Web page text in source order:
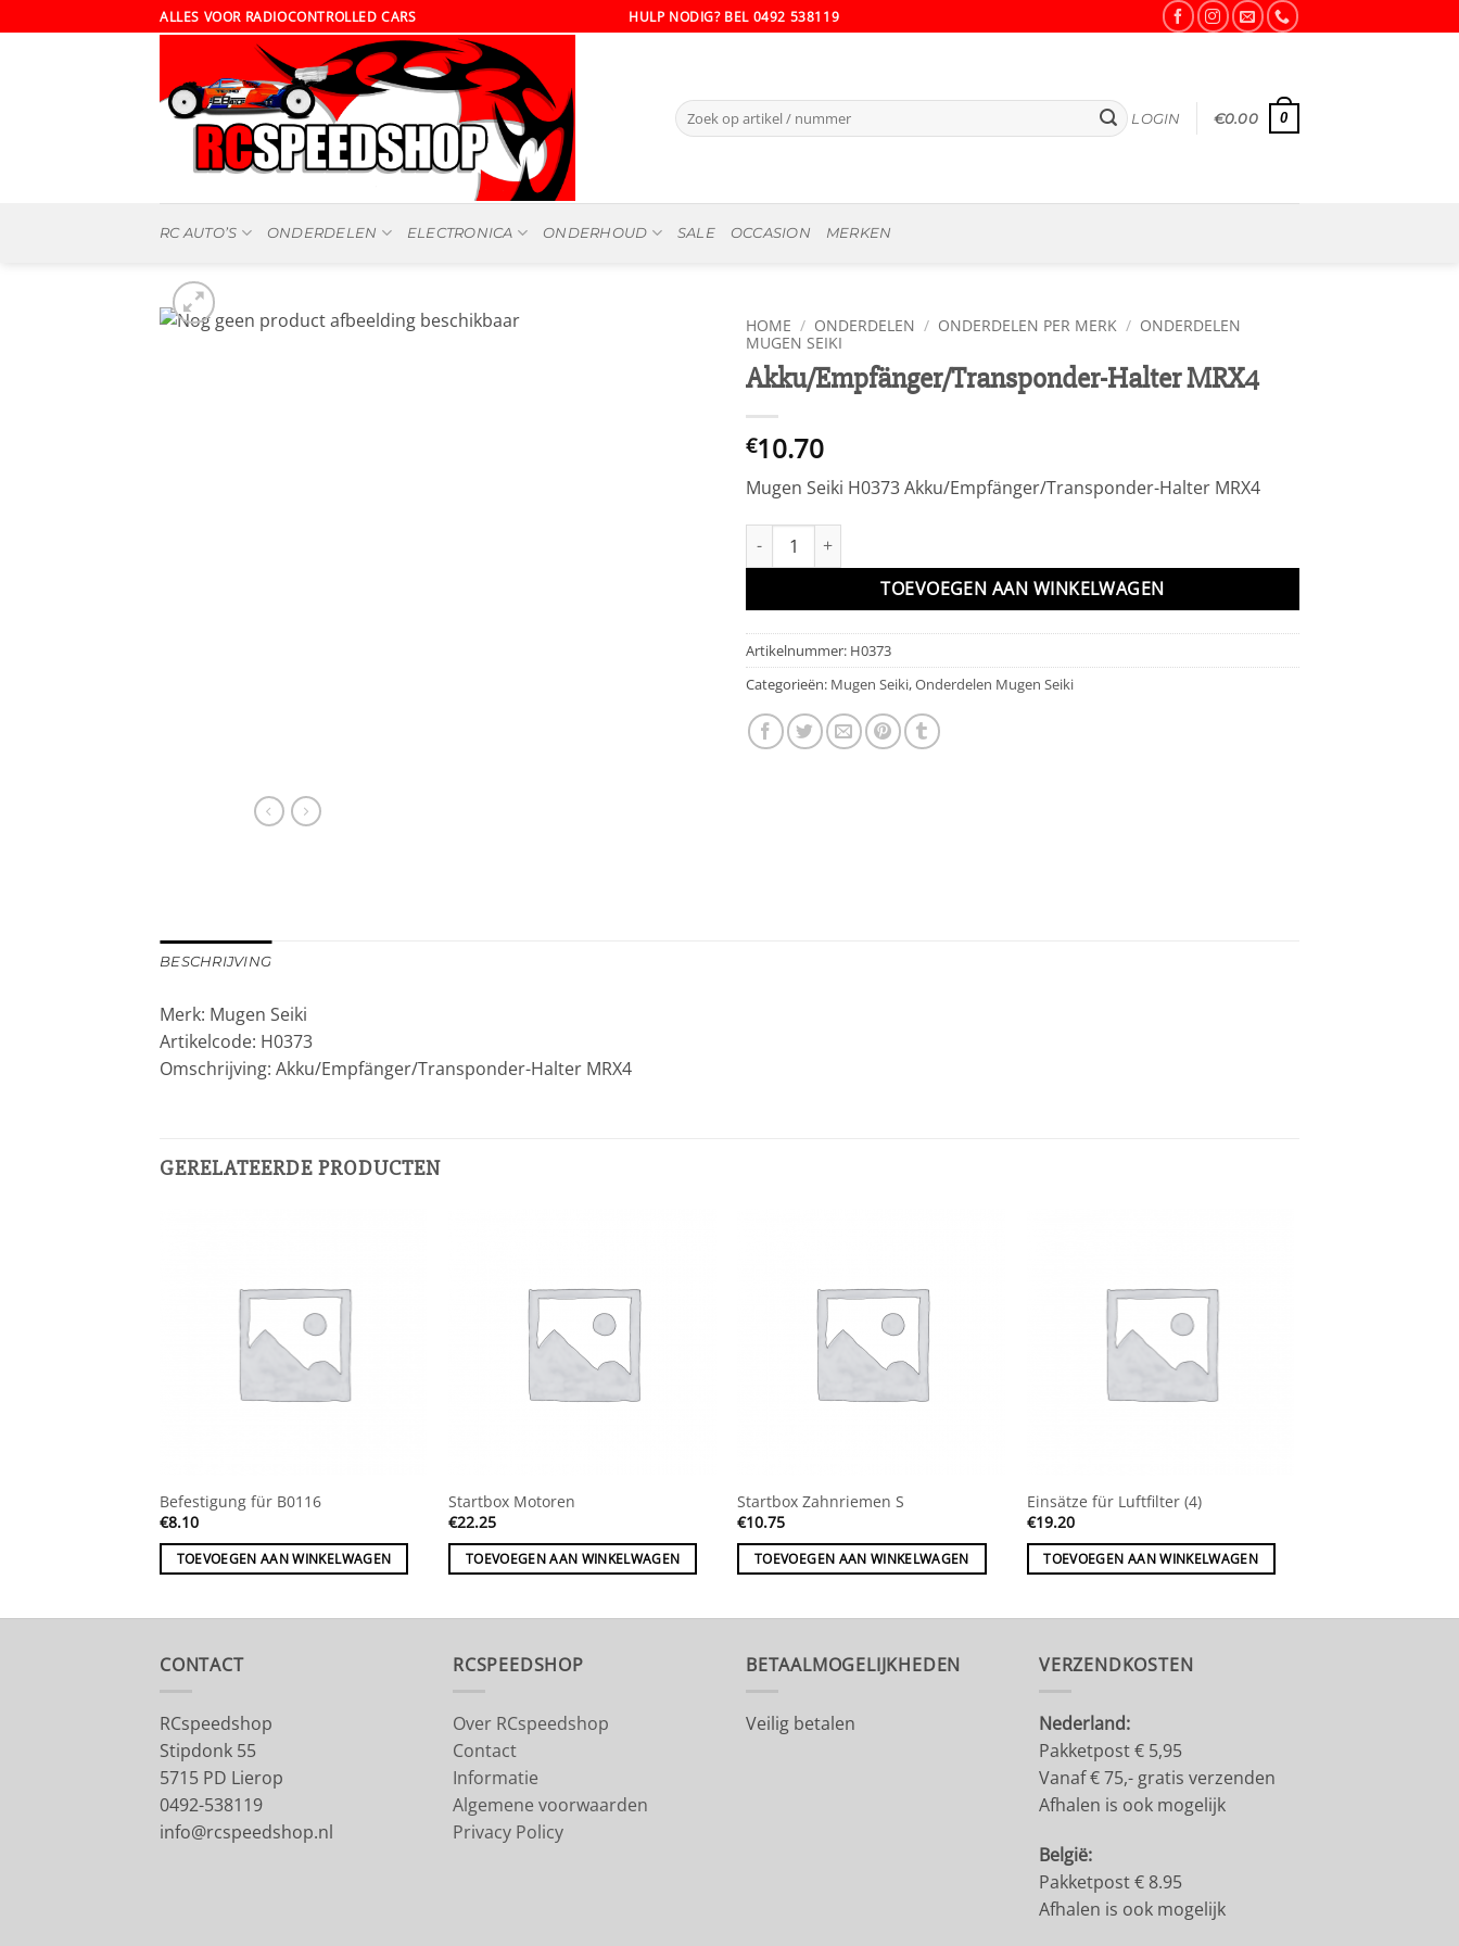
naar
ALLES VOOR RADIOCONTROLLED CARS HULP NODIG? BEL 0492 538119
Zoeken
naar:
LOGIN €0.00 0
RC AUTO’S ONDERDELEN ELECTRONICA ONDERHOUD SALE OCCASION MERKEN
HOME / ONDERDELEN / ONDERDELEN PER MERK / ONDERDELEN
MUGEN SEIKI
Akku/Empfänger/Transponder-Halter MRX4
€10.70
Mugen Seiki H0373 Akku/Empfänger/Transponder-Halter MRX4
Akku/Empfänger/Transponder-Halter MRX4 aantal
TOEVOEGEN AAN WINKELWAGEN
Artikelnummer: H0373
Categorieën: Mugen Seiki,Onderdelen Mugen Seiki
BESCHRIJVING
Merk: Mugen Seiki
Artikelcode: H0373
Omschrijving: Akku/Empfänger/Transponder-Halter MRX4
GERELATEERDE PRODUCTEN
Befestigung für B0116
€8.10
TOEVOEGEN AAN WINKELWAGEN
Startbox Motoren
€22.25
TOEVOEGEN AAN WINKELWAGEN
Startbox Zahnriemen S
€10.75
TOEVOEGEN AAN WINKELWAGEN
Einsätze für Luftfilter (4)
€19.20
TOEVOEGEN AAN WINKELWAGEN
CONTACT
RCspeedshop
Stipdonk 55
5715 PD Lierop
0492-538119
info@rcspeedshop.nl
RCSPEEDSHOP
Over RCspeedshop
Contact
Informatie
Algemene voorwaarden
Privacy Policy
BETAALMOGELIJKHEDEN
Veilig betalen
VERZENDKOSTEN
Nederland:
Pakketpost € 5,95
Vanaf € 75,- gratis verzenden
Afhalen is ook mogelijk
België:
Pakketpost € 8.95
Afhalen is ook mogelijk